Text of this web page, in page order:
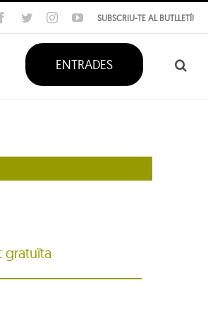
SUBSCRIU-TE AL BUTLLETÍ!
Facebook
TwitterInstagramYouTube
ENTRADES
gratuïta